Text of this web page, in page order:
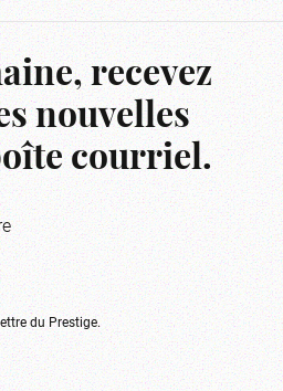
recevez
nouvelles
courriel.
du Prestige.